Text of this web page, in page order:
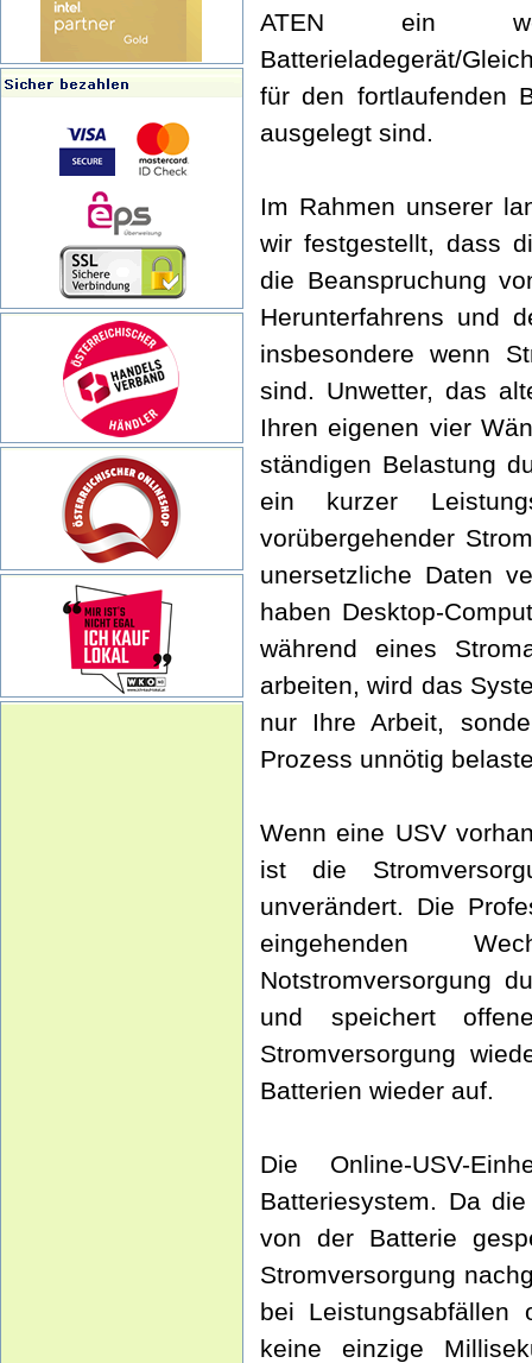
ATEN ein
Batterieladegerät/
für den fortlaufenden
ausgelegt sind.
Im Rahmen unserer
wir festgestellt, dass
die Beanspruchung
Herunterfahrens und
insbesondere wenn
sind. Unwetter, das
Ihren eigenen vier
ständigen Belastung
ein kurzer
vorübergehender
unersetzliche Daten
haben Desktop-
während eines
arbeiten, wird das
nur Ihre Arbeit,
Prozess unnötig
Wenn eine USV
ist die
unverändert. Die
eingehenden
Notstromversorgung
und speichert
Stromversorgung
Batterien wieder auf.
Die Online-USV-
Batteriesystem. Da
von der Batterie
Stromversorgung
bei Leistungsabfällen
keine einzige